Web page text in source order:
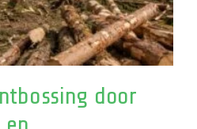
door